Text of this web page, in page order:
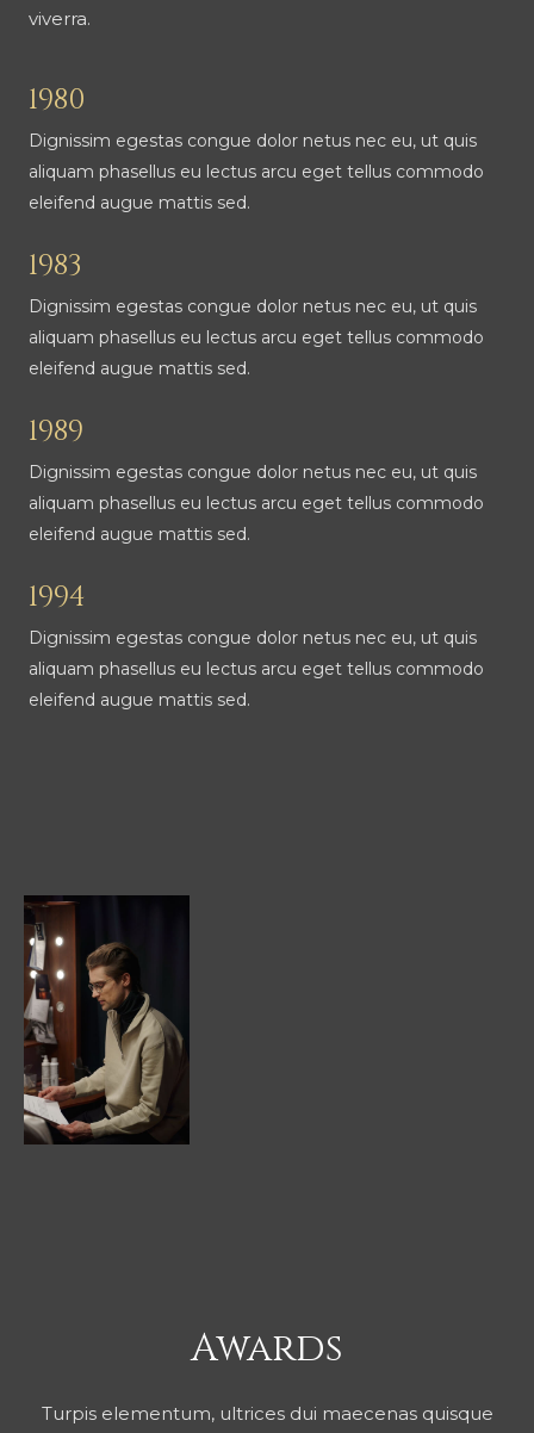
viverra.
1980
Dignissim egestas congue dolor netus nec eu, ut quis
aliquam phasellus eu lectus arcu eget tellus commodo
eleifend augue mattis sed.
1983
Dignissim egestas congue dolor netus nec eu, ut quis
aliquam phasellus eu lectus arcu eget tellus commodo
eleifend augue mattis sed.
1989
Dignissim egestas congue dolor netus nec eu, ut quis
aliquam phasellus eu lectus arcu eget tellus commodo
eleifend augue mattis sed.
1994
Dignissim egestas congue dolor netus nec eu, ut quis
aliquam phasellus eu lectus arcu eget tellus commodo
eleifend augue mattis sed.
Awards
Turpis elementum, ultrices dui maecenas quisque